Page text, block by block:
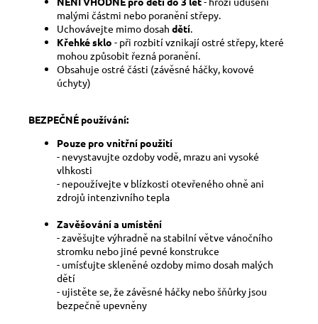
malými částmi nebo poranění střepy.
Uchovávejte mimo dosah dětí.
Křehké sklo - při rozbití vznikají ostré střepy, které
mohou způsobit řezná poranění.
Obsahuje ostré části (závěsné háčky, kovové
úchyty)
BEZPEČNÉ používání:
Pouze pro vnitřní použití
- nevystavujte ozdoby vodě, mrazu ani vysoké
vlhkosti
- nepoužívejte v blízkosti otevřeného ohně ani
zdrojů intenzivního tepla
Zavěšování a umístění
- zavěšujte výhradně na stabilní větve vánočního
stromku nebo jiné pevné konstrukce
- umísťujte skleněné ozdoby mimo dosah malých
dětí
- ujistěte se, že závěsné háčky nebo šňůrky jsou
bezpečně upevněny